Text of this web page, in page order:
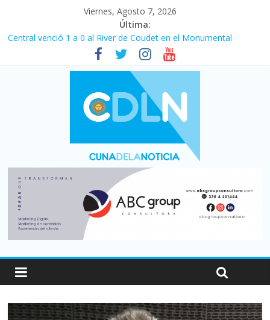
Viernes, Agosto 7, 2026
Última:
Fuerte caída de la venta de autos usados en julio: bajó un 12,6%
interanual
Central venció 1 a 0 al River de Coudet en el Monumental
afecta a 400 mil deudores en Santa Fe
Desde que asumió Milei cerraron 41.000 kioscos: el sector
denuncia crisis como en 2001
Vacaciones de invierno con más movimiento y consumo
turístico: 4,6 millones de personas viajaron por el país, un 5,9%
más que en 2025